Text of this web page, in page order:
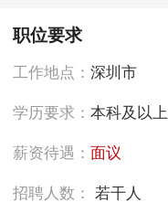
职位要求
工作地点：深圳市
学历要求：本科及以上
薪资待遇：面议
招聘人数：若干人